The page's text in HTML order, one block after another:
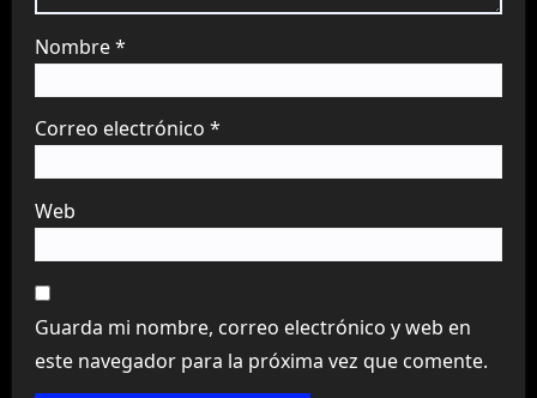
Nombre*
Correo electrónico *
Web
Guarda mi nombre, correo electrónico y web en
este navegador para la próxima vez que comente.